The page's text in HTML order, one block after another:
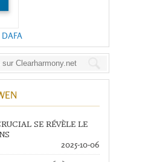
SE RÉVÈLE LE
2025-10-06